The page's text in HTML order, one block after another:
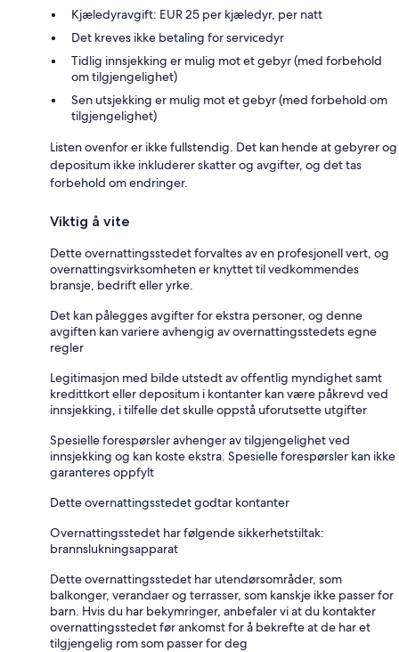
Kjæledyravgift: EUR 25 per kjæledyr, per natt
Det kreves ikke betaling for servicedyr
Tidlig innsjekking er mulig mot et gebyr (med forbehold
om tilgjengelighet)
Sen utsjekking er mulig mot et gebyr (med forbehold om
tilgjengelighet)
Listen ovenfor er ikke fullstendig. Det kan hende at gebyrer og
depositum ikke inkluderer skatter og avgifter, og det tas
forbehold om endringer.
Viktig å vite
Dette overnattingsstedet forvaltes av en profesjonell vert, og
overnattingsvirksomheten er knyttet til vedkommendes
bransje, bedrift eller yrke.
Det kan pålegges avgifter for ekstra personer, og denne
avgiften kan variere avhengig av overnattingsstedets egne
regler
Legitimasjon med bilde utstedt av offentlig myndighet samt
kredittkort eller depositum i kontanter kan være påkrevd ved
innsjekking, i tilfelle det skulle oppstå uforutsette utgifter
Spesielle forespørsler avhenger av tilgjengelighet ved
innsjekking og kan koste ekstra. Spesielle forespørsler kan ikke
garanteres oppfylt
Dette overnattingsstedet godtar kontanter
Overnattingsstedet har følgende sikkerhetstiltak:
brannslukningsapparat
Dette overnattingsstedet har utendørsområder, som
balkonger, verandaer og terrasser, som kanskje ikke passer for
barn. Hvis du har bekymringer, anbefaler vi at du kontakter
overnattingsstedet før ankomst for å bekrefte at de har et
tilgjengelig rom som passer for deg